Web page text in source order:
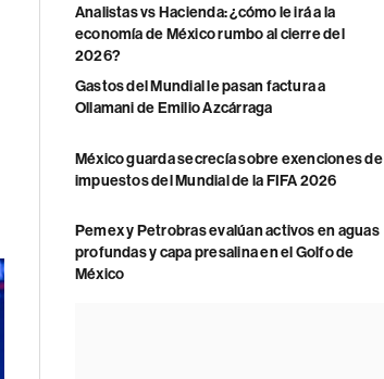
Analistas vs Hacienda: ¿cómo le irá a la
economía de México rumbo al cierre del
2026?
Gastos del Mundial le pasan factura a
Ollamani de Emilio Azcárraga
México guarda secrecía sobre exenciones de
impuestos del Mundial de la FIFA 2026
Pemex y Petrobras evalúan activos en aguas
profundas y capa presalina en el Golfo de
México